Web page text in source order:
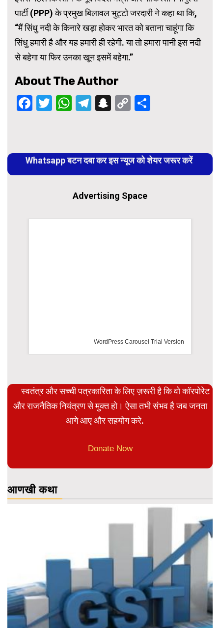
पार्टी (PPP) के प्रमुख बिलावल भुट्टो जरदारी ने कहा था कि,
“मैं सिंधु नदी के किनारे खड़ा होकर भारत को बताना चाहूंगा कि
सिंधु हमारी है और यह हमारी ही रहेगी. या तो हमारा पानी इस नदी
से बहेगा या फिर उनका खून इसमें बहेगा.”
About The Author
Facebook
Twitter
WhatsApp
Telegram
Snapchat
Copy
Reading
Whatsapp बटन दबा कर इस न्यूज को शेयर जरूर करें
Advertising Space
WordPress Carousel Trial Version
स्वतंत्र और सच्ची पत्रकारिता के लिए ज़रूरी है कि वो कॉरपोरेट
और राजनैतिक नियंत्रण से मुक्त हो। ऐसा तभी संभव है जब जनता
आगे आए और सहयोग करे.
Donate Now
आणखी कथा